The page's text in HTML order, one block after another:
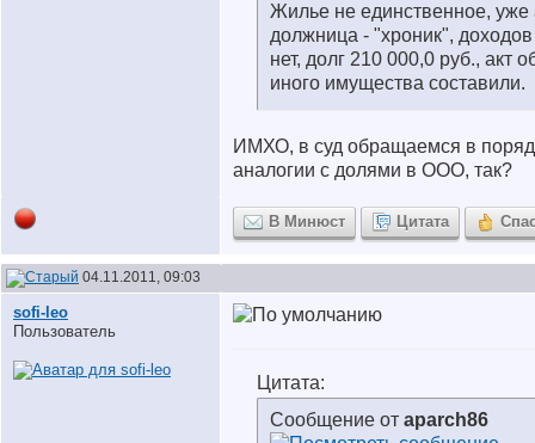
Жилье не единственное, уже
должница - "хроник",
нет, долг 210 000,0 руб., акт
иного имущества составили.
ИМХО, в суд обращаемся в
аналогии с долями в ООО, так?
В Минюст Цитата
04.11.2011, 09:03
sofi-leo
Пользователь
Цитата:
Сообщение от aparch86